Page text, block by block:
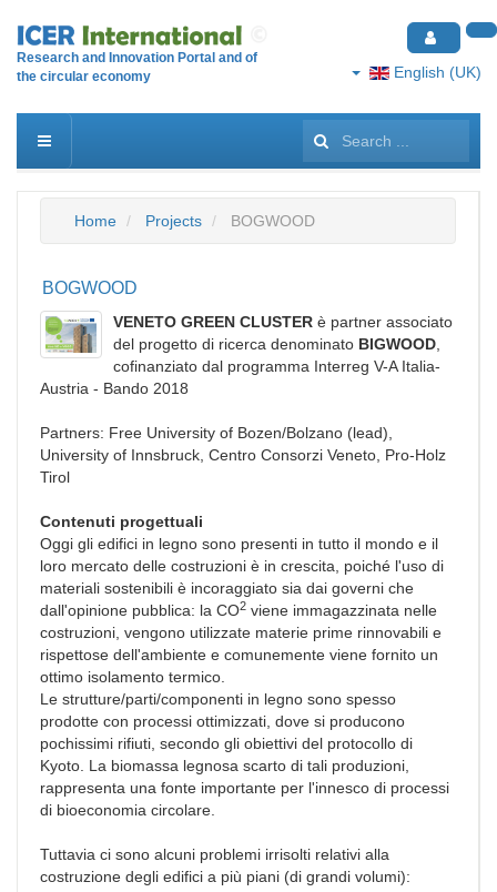
Research and Innovation Portal and of
the circular economy
English (UK)
Search
...
Home
Projects BOGWOOD
BOGWOOD
VENETO GREEN CLUSTER è partner associato
del progetto di ricerca denominato BIGWOOD
cofinanziato dal programma Interreg V-A Italia-
Austria - Bando 2018
Partners: Free University of Bozen/Bolzano (lead),
University of Innsbruck, Centro Consorzi Veneto, Pro-Holz
Tirol
Contenuti progettuali
Oggi gli edifici in legno sono presenti in tutto il mondo e il
loro mercato delle costruzioni è in crescita, poiché l'uso di
materiali sostenibili è incoraggiato sia dai governi che
dall'opinione pubblica: la CO2 viene immagazzinata nelle
costruzioni, vengono utilizzate materie prime rinnovabili e
rispettose dell'ambiente e comunemente viene fornito un
ottimo isolamento termico.
Le strutture/parti/componenti in legno sono spesso
prodotte con processi ottimizzati, dove si producono
pochissimi rifiuti, secondo gli obiettivi del protocollo di
Kyoto. La biomassa legnosa scarto di tali produzioni,
rappresenta una fonte importante per l'innesco di processi
di bioeconomia circolare.
Tuttavia ci sono alcuni problemi irrisolti relativi alla
costruzione degli edifici a più piani (di grandi volumi):